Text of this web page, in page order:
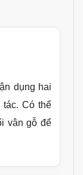
dụng hai
Có thể
vân gỗ để